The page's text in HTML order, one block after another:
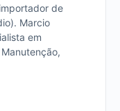
de
Marcio
em